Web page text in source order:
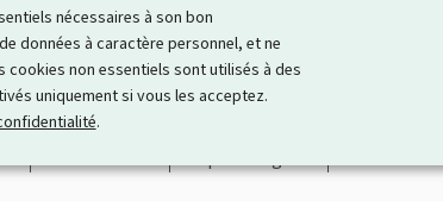
nécessaires à son bon
données à caractère personnel, et ne
cookies non essentiels sont utilisés à des
uniquement si vous les acceptez.
.
S’inscrire à la newsletter
de pages Internet qui vous aide à
.